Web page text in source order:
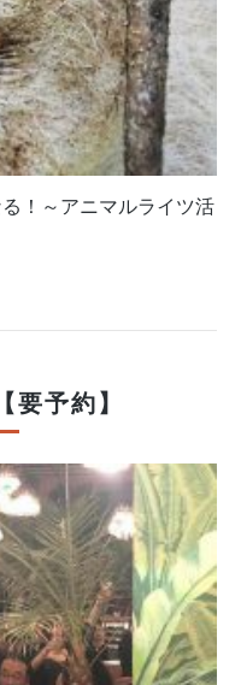
！～アニマルライツ活
要予約】